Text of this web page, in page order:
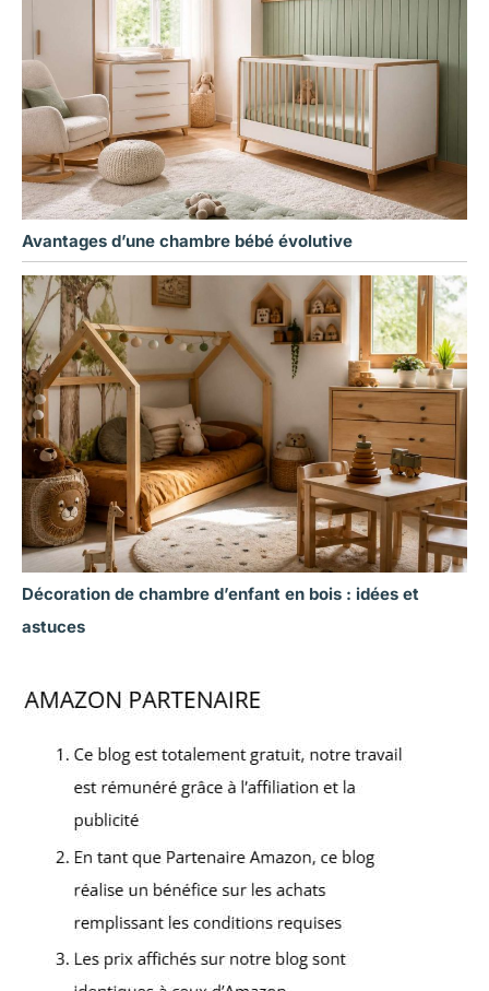
Avantages d’une chambre bébé évolutive
Décoration de chambre d’enfant en bois : idées et
astuces